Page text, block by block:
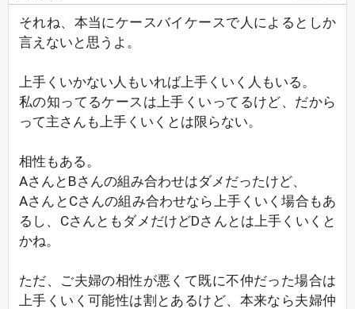
それね、本当にケースバイケースで人によるとしか
言えないと思うよ。
上手くいかない人もいれば上手くいく人もいる。
私の知ってるケースは上手くいってるけど、だから
って主さんも上手くいくとは限らない。
相性もある。
AさんとBさんの組み合わせはダメだったけど、
AさんとCさんの組み合わせなら上手くいく場合もあ
るし、CさんともダメだけどDさんとは上手くいくと
かね。
ただ、ご夫婦の相性が悪くて既に不仲だった場合は
上手くいく可能性は割とあるけど、本来なら夫婦仲